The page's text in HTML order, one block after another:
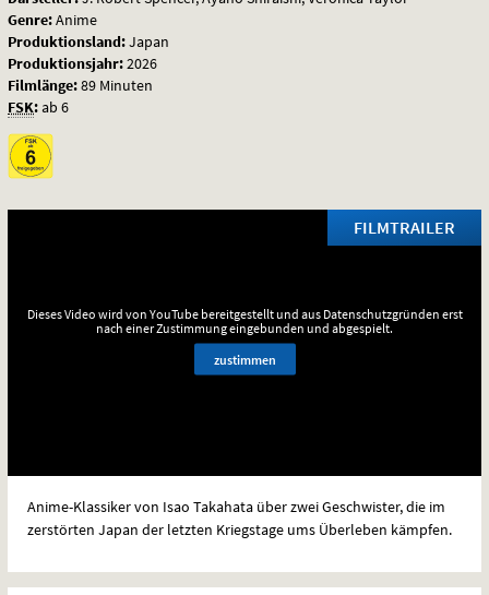
Genre:Anime
Produktionsland:Japan
Produktionsjahr:2026
Filmlänge:89 Minuten
FSK:ab 6
FILMTRAILER
Dieses Video wird von YouTube bereitgestellt und aus Datenschutzgründen erst
nach einer Zustimmung eingebunden und abgespielt.
zustimmen
Anime-Klassiker von Isao Takahata über zwei Geschwister, die im
zerstörten Japan der letzten Kriegstage ums Überleben kämpfen.